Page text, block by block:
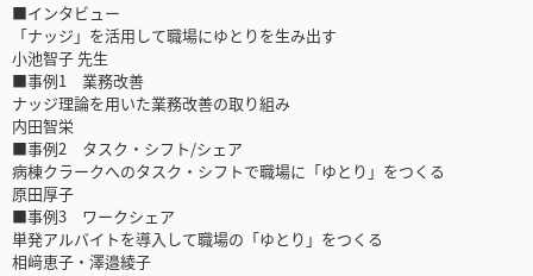
■インタビュー
「ナッジ」を活用して職場にゆとりを生み出す
小池智子 先生
■事例1 業務改善
ナッジ理論を用いた業務改善の取り組み
内田智栄
■事例2 タスク・シフト/シェア
病棟クラークへのタスク・シフトで職場に「ゆとり」をつくる
原田厚子
■事例3 ワークシェア
単発アルバイトを導入して職場の「ゆとり」をつくる
相﨑恵子・澤邉綾子